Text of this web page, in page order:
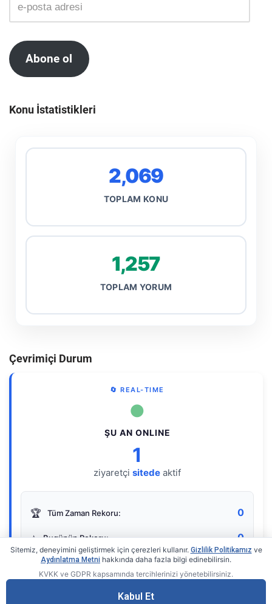
Abone ol
Konu İstatistikleri
2,069
TOPLAM KONU
1,257
TOPLAM YORUM
Çevrimiçi Durum
🔄 REAL-TIME
●
ŞU AN ONLINE
1
ziyaretçi sitede aktif
🏆 Tüm Zaman Rekoru: 0
⭐ Bugünün Rekoru: 0
Live Online Counter• by KerimUsta
Gerçek zamanlı sayaç
Sitemiz, deneyimini geliştirmek için çerezleri kullanır. Gizlilik Politikamız ve
Aydınlatma Metni hakkında daha fazla bilgi edinebilirsin.
KVKK ve GDPR kapsamında tercihlerinizi yönetebilirsiniz.
Kabul Et